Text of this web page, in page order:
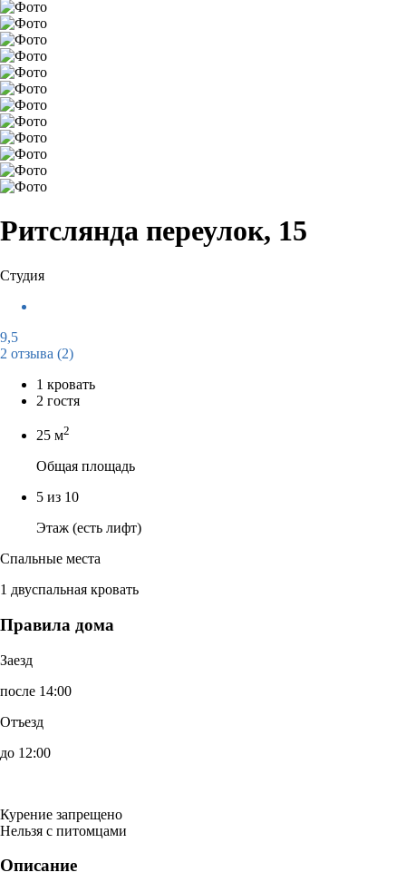
Ритслянда переулок, 15
Студия
9,5
2 отзыва (2)
1 кровать
2 гостя
25 м2
Общая площадь
5 из 10
Этаж (есть лифт)
Спальные места
1 двуспальная кровать
Правила дома
Заезд
после 14:00
Отъезд
до 12:00
Курение запрещено
Нельзя с питомцами
Описание